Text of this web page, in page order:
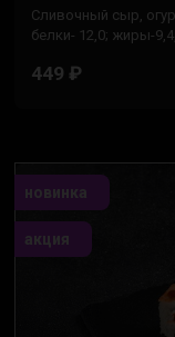
Сливочный сыр,
белки- 12,0; жиры-
449 ₽
новинка
акция